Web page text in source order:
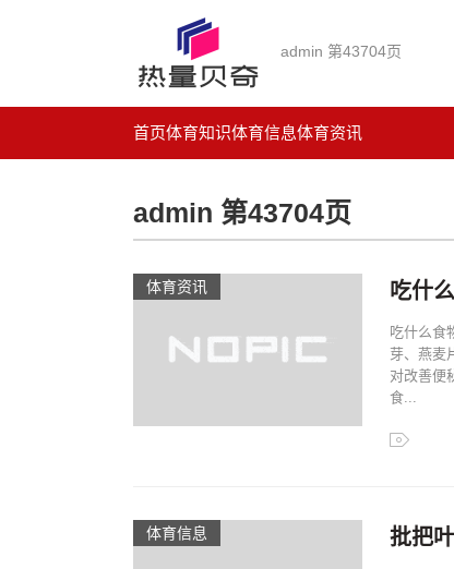
admin 第43704页
首页体育知识体育信息体育资讯
admin 第43704页
体育资讯 吃什
吃什么食
芽、燕麦
对改善便
食...
体育信息 批把